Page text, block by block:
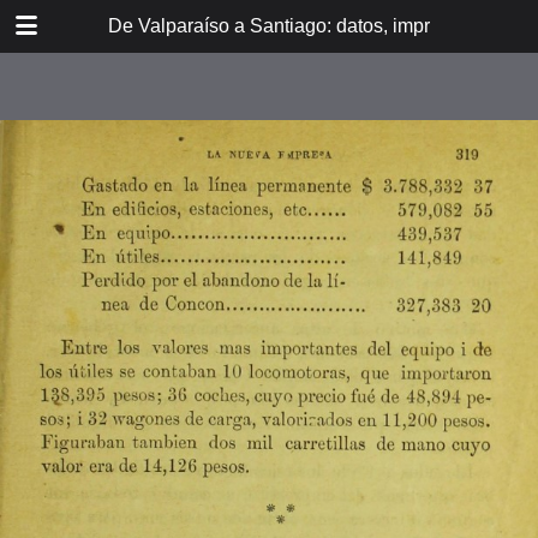
De Valparaíso a Santiago: datos, impresiones,
DOWNLOAD
Itinerario del ferrocarril de
Valparaíso a Santiago
espresamente grabado en Paris en
madera para esta obra
Dedicatoria
A los viajeros
En la Estación de Valparaíso
El banquete de inauguración i el
motín de Oyarce
Viña del Mar